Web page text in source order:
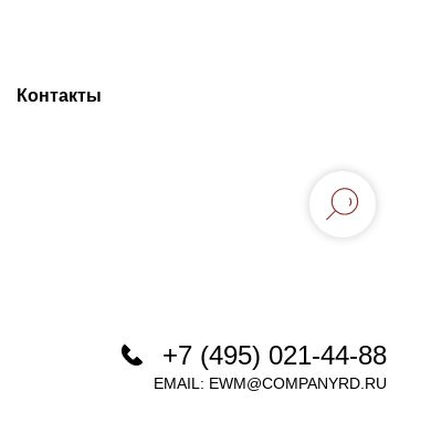
Контакты
+7 (495) 021-44-88
EMAIL: EWM@COMPANYRD.RU